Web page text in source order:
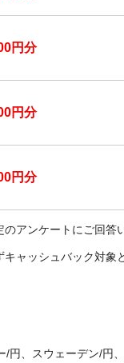
円分
円分
円分
アンケートにご回答
ャッシュバック対
、スウェーデン/円